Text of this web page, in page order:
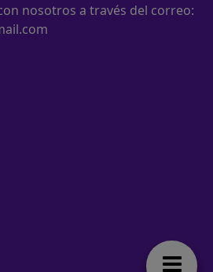
nosotros a través del correo: